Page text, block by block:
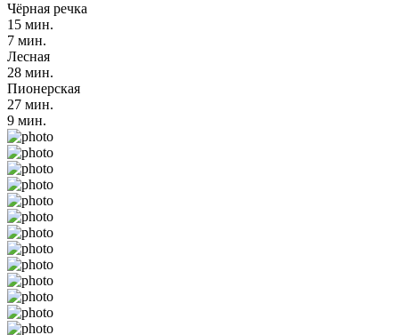
Чёрная речка
15 мин.
7 мин.
Лесная
28 мин.
Пионерская
27 мин.
9 мин.